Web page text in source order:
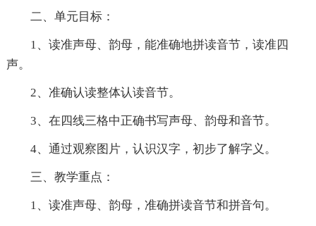
二、单元目标：
1、读准声母、韵母，能准确地拼读音节，读准四
声。
2、准确认读整体认读音节。
3、在四线三格中正确书写声母、韵母和音节。
4、通过观察图片，认识汉字，初步了解字义。
三、教学重点：
1、读准声母、韵母，准确拼读音节和拼音句。